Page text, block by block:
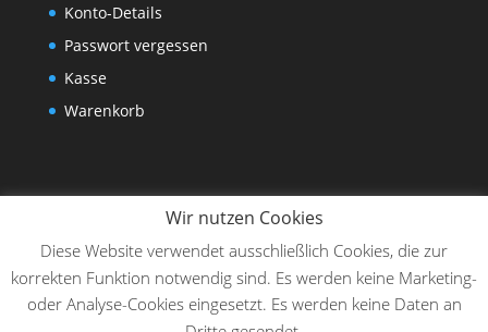
Konto-Details
Passwort vergessen
Kasse
Warenkorb
Wir nutzen Cookies
Diese Website verwendet ausschließlich Cookies, die zur
korrekten Funktion notwendig sind. Es werden keine Marketing-
oder Analyse-Cookies eingesetzt. Es werden keine Daten an